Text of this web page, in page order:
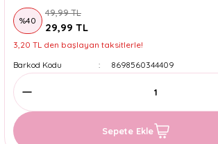
%40
49,99 TL
29,99 TL
3,20 TL den başlayan taksitlerle!
Barkod Kodu
8698560344409
Sepete Ekle